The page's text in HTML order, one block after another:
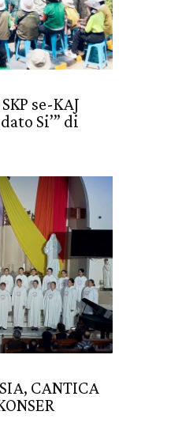
se-KAJ
Si’” di
CANTICA